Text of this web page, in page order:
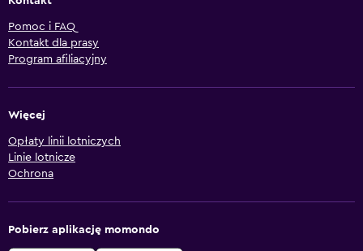
Pomoc i FAQ
Kontakt dla prasy
Program afiliacyjny
Więcej
Opłaty linii lotniczych
Linie lotnicze
Ochrona
Pobierz aplikację momondo